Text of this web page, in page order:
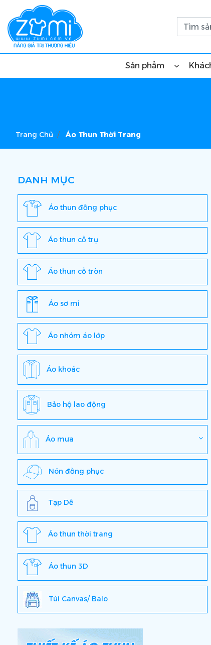
Sản phẩm
Trang Chủ Áo Thun Thời Trang
DANH MỤC
Áo thun đồng phục
Áo thun cổ trụ
Áo thun cổ tròn
Áo sơ mi
Áo nhóm áo lớp
Áo khoác
Bảo hộ lao động
Áo mưa
Nón đồng phục
Tạp Dề
Áo thun thời trang
Áo thun 3D
Túi Canvas/ Balo